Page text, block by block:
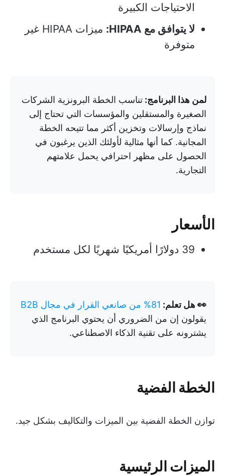
الاحتياجات الكبيرة
لا يتوافق مع HIPAA:
ميزات HIPAA غير
متوفرة
لمن هذا البرنامج: تناسب الخطة البرونزية الشركات
الصغيرة والمستقلين والمؤسسات التي تحتاج إلى
نماذج وإرسالات وتخزين أكثر مما تتيحه الخطة
المجانية. كما أنها مثالية لأولئك الذين يرغبون في
الحصول على مظهر احترافي يحمل علامتهم
التجارية.
الأسعار
39 دولارًا أمريكيًا شهريًا لكل مستخدم
👀 هل تعلم: 81% من صانعي القرار في مجال B2B
يقولون إن من الضروري أن يحتوي البرنامج الذي
يشترونه على تقنية الذكاء الاصطناعي.
الخطة الفضية
توازن الخطة الفضية بين الميزات والتكاليف بشكل جيد.
الميزات الرئيسية